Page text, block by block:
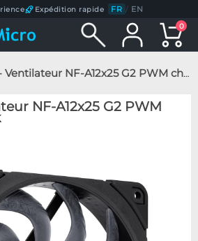
Expédition rapide FR / EN
0
NF-A12x25 G2 PWM chromax.black
NF-A12x25 G2 PWM